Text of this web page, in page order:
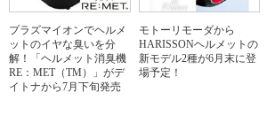
プラズマイオンでヘルメ
ットのイヤな臭いを分
解！「ヘルメット消臭機
RE：MET（TM）」がデ
イトナから7月下旬発売
モトーリモーダから
HARISSONヘルメットの
新モデル2種が6月末に登
場予定！